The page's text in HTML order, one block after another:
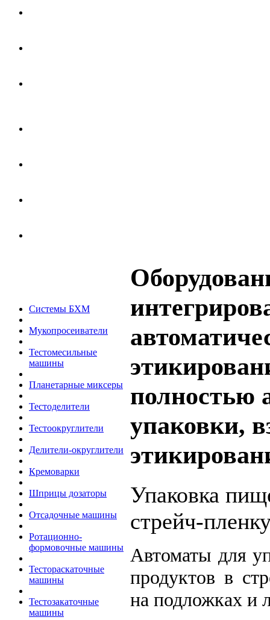
Системы БХМ
Мукопросеиватели
Тестомесильные
машины
Планетарные миксеры
Тестоделители
Тестоокруглители
Делители-округлители
Кремоварки
Шприцы дозаторы
Отсадочные машины
Ротационно-
формовочные машины
Тестораскаточные
машины
Тестозакаточные
машины
полностью
упаковки,
Упаковка
стрейч-
Автоматы для
продуктов в
на подложках и